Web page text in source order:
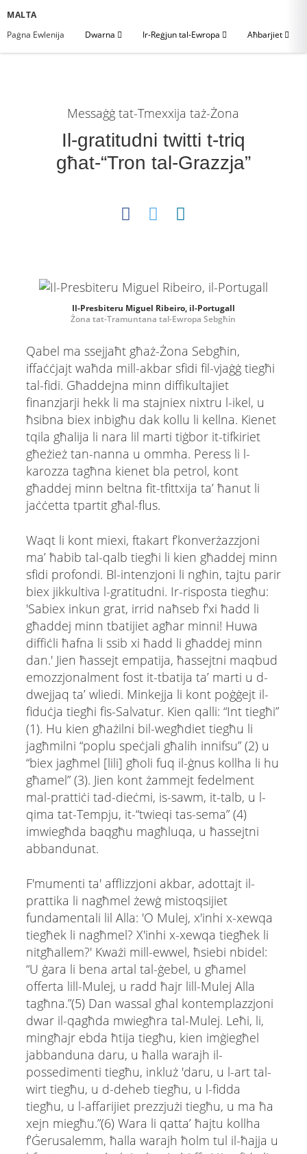
MALTA
Paġna Ewlenija
Dwarna Ir-Reġjun tal-Ewropa Aħbarjiet
Messaġġ tat-Tmexxija taż-Żona
Il-gratitudni twitti t-triq
għat-“Tron tal-Grazzja”
Il-Presbiteru Miguel Ribeiro, il-Portugall
Żona tat-Tramuntana tal-Ewropa Sebgħin
Qabel ma ssejjaħt għaż-Żona Sebgħin,
iffaċċjajt waħda mill-akbar sfidi fil-vjaġġ tiegħi
tal-fidi. Għaddejna minn diffikultajiet
finanzjarji hekk li ma stajniex nixtru l-ikel, u
ħsibna biex inbigħu dak kollu li kellna. Kienet
tqila għalija li nara lil marti tiġbor it-tifkiriet
għeżież tan-nanna u ommha. Peress li l-
karozza tagħna kienet bla petrol, kont
għaddej minn beltna fit-tfittxija ta’ ħanut li
jaċċetta tpartit għal-flus.
Waqt li kont miexi, ftakart f’konverżazzjoni
maʼ ħabib tal-qalb tiegħi li kien għaddej minn
sfidi profondi. Bl-intenzjoni li ngħin, tajtu parir
biex jikkultiva l-gratitudni. Ir-risposta tiegħu:
'Sabiex inkun grat, irrid naħseb f'xi ħadd li
għaddej minn tbatijiet agħar minni! Huwa
diffiċli ħafna li ssib xi ħadd li għaddej minn
dan.' Jien ħassejt empatija, ħassejtni maqbud
emozzjonalment fost it-tbatija ta’ marti u d-
dwejjaq ta’ wliedi. Minkejja li kont poġġejt il-
fiduċja tiegħi fis-Salvatur. Kien qalli: “Int tiegħi”
(1). Hu kien għażilni bil-wegħdiet tiegħu li
jagħmilni “poplu speċjali għalih innifsu” (2) u
“biex jagħmel [lili] għoli fuq il-ġnus kollha li hu
għamel” (3). Jien kont żammejt fedelment
mal-prattiċi tad-dieċmi, is-sawm, it-talb, u l-
qima tat-Tempju, it-“twieqi tas-sema” (4)
imwiegħda baqgħu magħluqa, u ħassejtni
abbandunat.
F'mumenti ta' afflizzjoni akbar, adottajt il-
prattika li nagħmel żewġ mistoqsijiet
fundamentali lil Alla: 'O Mulej, x'inhi x-xewqa
tiegħek li nagħmel? X'inhi x-xewqa tiegħek li
nitgħallem?' Kważi mill-ewwel, ħsiebi nbidel:
“U ġara li bena artal tal-ġebel, u għamel
offerta lill-Mulej, u radd ħajr lill-Mulej Alla
tagħna.”(5) Dan wassal għal kontemplazzjoni
dwar il-qagħda mwiegħra tal-Mulej. Leħi, li,
mingħajr ebda ħtija tiegħu, kien imġiegħel
jabbanduna daru, u ħalla warajh il-
possedimenti tiegħu, inkluż 'daru, u l-art tal-
wirt tiegħu, u d-deheb tiegħu, u l-fidda
tiegħu, u l-affarijiet prezzjużi tiegħu, u ma ħa
xejn miegħu.”(6) Wara li qattaʼ ħajtu kollha
f’Ġerusalemm, ħalla warajh ħolm tul il-ħajja u